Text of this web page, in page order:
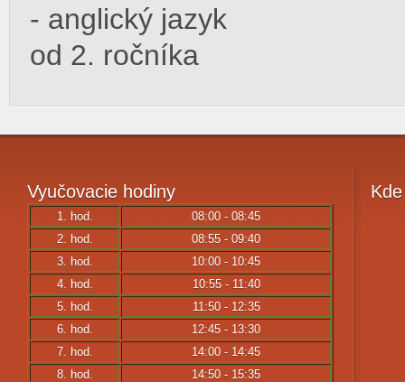
- anglický jazyk
od 2. ročníka
Vyučovacie hodiny
1. hod.
08:00 - 08:45
2. hod.
08:55 - 09:40
3. hod.
10:00 - 10:45
4. hod.
10:55 - 11:40
5. hod.
11:50 - 12:35
6. hod.
12:45 - 13:30
7. hod.
14:00 - 14:45
8. hod.
14:50 - 15:35
Kde